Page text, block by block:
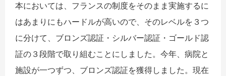
本においては、フランスの制度をそのまま実施するに
はあまりにもハードルが高いので、そのレベルを３つ
に分けて、ブロンズ認証・シルバー認証・ゴールド認
証の３段階で取り組むことにしました。今年、病院と
施設が一つずつ、ブロンズ認証を獲得しました。現在